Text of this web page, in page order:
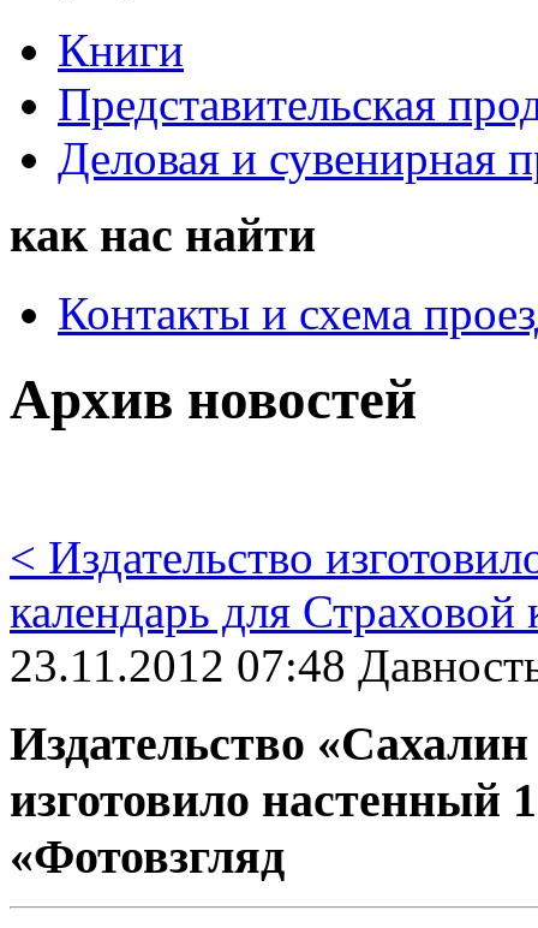
Книги
Представительская
Деловая и сувенирная
как нас найти
Контакты и схема
Архив новостей
< Издательство
календарь для
23.11.2012 07:48
Издательство
изготовило настенный
«Фотовзгляд